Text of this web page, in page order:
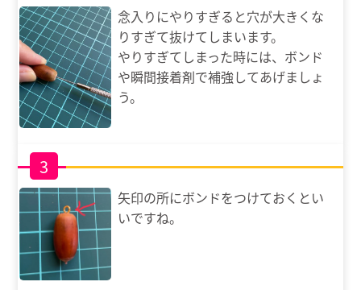
念入りにやりすぎると穴が大きくな
りすぎて抜けてしまいます。
やりすぎてしまった時には、ボンド
や瞬間接着剤で補強してあげましょ
う。
3
矢印の所にボンドをつけておくとい
いですね。